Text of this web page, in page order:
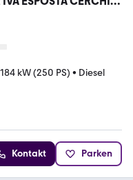
184 kW (250 PS) • Diesel
Kontakt Parken